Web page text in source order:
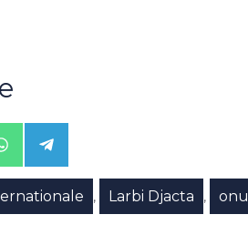
Share
on
WhatsApp
Share
on
Telegram
, Larbi Djacta , onu